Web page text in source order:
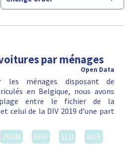
par ménages
Open Data
les ménages disposant de
en Belgique, nous avons
entre le fichier de la
celui de la DIV 2019 d’une part
JSON SHP SLD
WFS